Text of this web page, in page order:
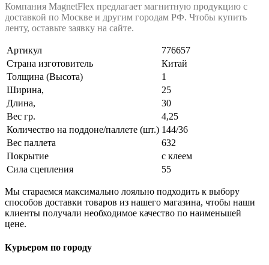
Компания MagnetFlex предлагает магнитную продукцию с
доставкой по Москве и другим городам РФ. Чтобы купить
ленту, оставьте заявку на сайте.
Артикул
776657
Страна изготовитель
Китай
Толщина (Высота)
1
Ширина,
25
Длина,
30
Вес гр.
4,25
Количество на поддоне/паллете (шт.) 144/36
Вес паллета
632
Покрытие
с клеем
Сила сцепления
55
Мы стараемся максимально лояльно подходить к выбору
способов доставки товаров из нашего магазина, чтобы наши
клиенты получали необходимое качество по наименьшей
цене.
Курьером по городу